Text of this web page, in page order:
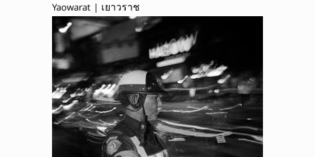
Yaowarat | เยาวราช